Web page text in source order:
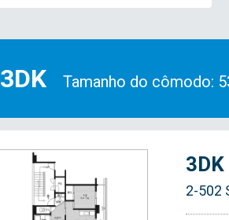
3DK Tamanho do cômodo:
3DK
2-502